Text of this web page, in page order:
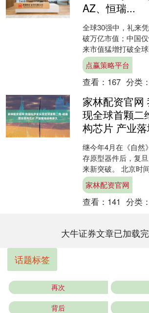
AZ、恒瑞...
全球30强中，礼来
破万亿市值；中国
来市值猛增打破全
球制药行业迎来历
为全球制药行业首个
点赢策略平台
查看： 167 分类：
家林配资官网
现全球首颗二
构芯片 产业
继今年4月在《自然
存原型器件后，复
来新突破。 北京时
大学在《自然》（
目为《全功....
家林配资官网
查看： 141 分类：
大牛证券文章已加载
话题标签
再次
背后